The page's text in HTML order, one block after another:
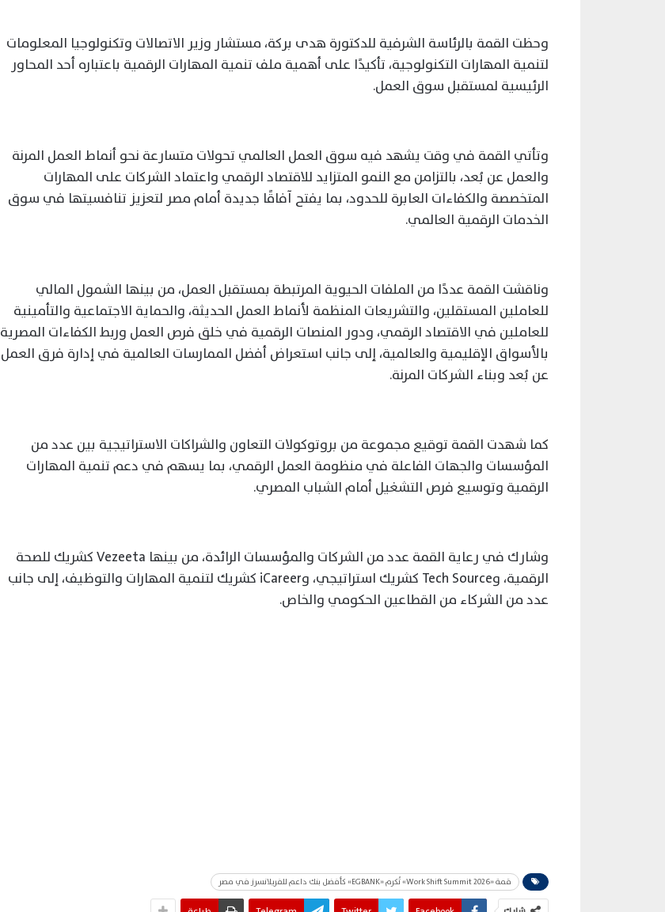
وحظت القمة بالرئاسة الشرفية للدكتورة هدى بركة، مستشار وزير الاتصالات وتكنولوجيا المعلومات
لتنمية المهارات التكنولوجية، تأكيدًا على أهمية ملف تنمية المهارات الرقمية باعتباره أحد المحاور
الرئيسية لمستقبل سوق العمل.
وتأتي القمة في وقت يشهد فيه سوق العمل العالمي تحولات متسارعة نحو أنماط العمل المرنة
والعمل عن بُعد، بالتزامن مع النمو المتزايد للاقتصاد الرقمي واعتماد الشركات على المهارات
المتخصصة والكفاءات العابرة للحدود، بما يفتح آفاقًا جديدة أمام مصر لتعزيز تنافسيتها في سوق
الخدمات الرقمية العالمي.
وناقشت القمة عددًا من الملفات الحيوية المرتبطة بمستقبل العمل، من بينها الشمول المالي
للعاملين المستقلين، والتشريعات المنظمة لأنماط العمل الحديثة، والحماية الاجتماعية والتأمينية
للعاملين في الاقتصاد الرقمي، ودور المنصات الرقمية في خلق فرص العمل وربط الكفاءات المصرية
بالأسواق الإقليمية والعالمية، إلى جانب استعراض أفضل الممارسات العالمية في إدارة فرق العمل
عن بُعد وبناء الشركات المرنة.
كما شهدت القمة توقيع مجموعة من بروتوكولات التعاون والشراكات الاستراتيجية بين عدد من
المؤسسات والجهات الفاعلة في منظومة العمل الرقمي، بما يسهم في دعم تنمية المهارات
الرقمية وتوسيع فرص التشغيل أمام الشباب المصري.
وشارك في رعاية القمة عدد من الشركات والمؤسسات الرائدة، من بينها Vezeeta كشريك للصحة
الرقمية، وTech Source كشريك استراتيجي، وiCareer كشريك لتنمية المهارات والتوظيف، إلى جانب
عدد من الشركاء من القطاعين الحكومي والخاص.
قمة «Work Shift Summit 2026» تُكرم «EGBANK» كأفضل بنك داعم للفريلانسرز في مصر